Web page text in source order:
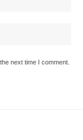
next time I comment.